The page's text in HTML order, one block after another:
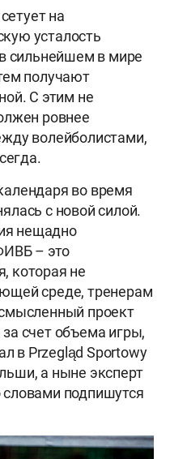
на
усталость
сильнейшем в мире
получают
С этим не
ровнее
волейболистами,
во время
с новой силой.
нещадно
– это
которая не
среде, тренерам
проект
счет объема игры,
в Przegląd Sportowy
а ныне эксперт
словами подпишутся